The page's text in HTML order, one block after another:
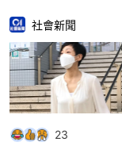
社會新聞
23